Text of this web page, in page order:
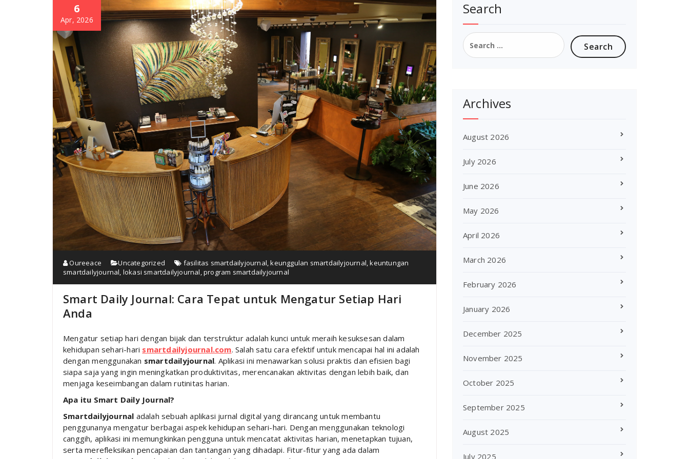
6
Apr, 2026
Oureeace Uncategorized fasilitas smartdailyjournal,keunggulan smartdailyjournal,keuntungan
smartdailyjournal, lokasi smartdailyjournal,program smartdailyjournal
Smart Daily Journal: Cara Tepat untuk Mengatur Setiap Hari
Anda
Mengatur setiap hari dengan bijak dan terstruktur adalah kunci untuk meraih kesuksesan dalam
kehidupan sehari-hari smartdailyjournal.com. Salah satu cara efektif untuk mencapai hal ini adalah
dengan menggunakan smartdailyjournal. Aplikasi ini menawarkan solusi praktis dan efisien bagi
siapa saja yang ingin meningkatkan produktivitas, merencanakan aktivitas dengan lebih baik, dan
menjaga keseimbangan dalam rutinitas harian.
Apa itu Smart Daily Journal?
Smartdailyjournal adalah sebuah aplikasi jurnal digital yang dirancang untuk membantu
penggunanya mengatur berbagai aspek kehidupan sehari-hari. Dengan menggunakan teknologi
canggih, aplikasi ini memungkinkan pengguna untuk mencatat aktivitas harian, menetapkan tujuan,
serta merefleksikan pencapaian dan tantangan yang dihadapi. Fitur-fitur yang ada dalam
Search
Search
for:
Archives
August 2026
July 2026
June 2026
May 2026
April 2026
March 2026
February 2026
January 2026
December 2025
November 2025
October 2025
September 2025
August 2025
July 2025